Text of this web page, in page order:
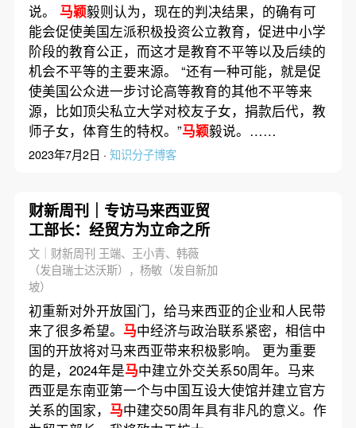
说。 马颖毅则认为，现在的判决结果，的确有可
能会促使美国左派积极投资公立教育，促进中小学
阶段的教育公正，而这才是教育不平等以及后续的
机会不平等的主要来源。 “还有一种可能，就是促
使美国公众进一步讨论高等教育的其他不平等来
源，比如顶尖私立大学对校友子女，捐款后代，教
师子女，体育生的特权。”马颖毅说。……
2023年7月2日 · 知识分子博客
财新周刊｜专访马来西亚贸
工部长：经贸方为立命之所
文｜财新周刊 王端、王小青、韩薇
（发自瑞士达沃斯），杨敏（发自新加
坡）
初重新对外开放国门，给马来西亚的企业和人民带
来了很多希望。 马中经济与政治联系紧密，相信中
国的开放将对马来西亚带来积极影响。 更为重要
的是，2024年是马中建立外交关系50周年。马来
西亚是东南亚第一个与中国互设大使馆并建立官方
关系的国家， 马中建交50周年具有非凡的意义。作